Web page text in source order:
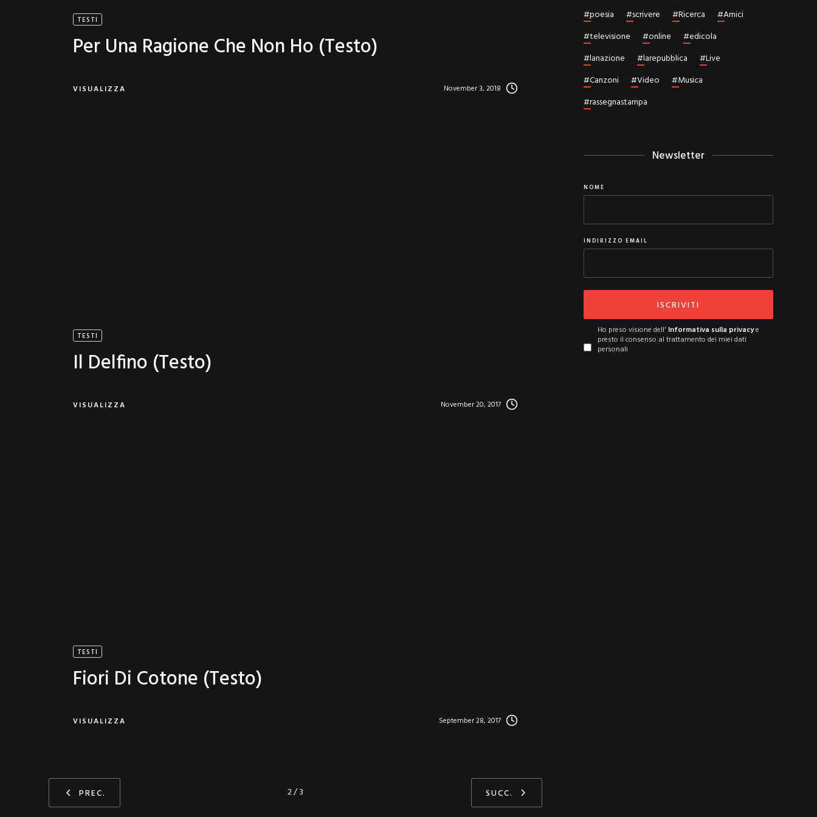
TESTI
Per Una Ragione Che Non Ho (testo)
VISUALIZZA November 3, 2018
TESTI
Il Delfino (testo)
VISUALIZZA November 20, 2017
TESTI
Fiori Di Cotone (testo)
VISUALIZZA September 28, 2017
PREC. 2 / 3 SUCC.
#poesia #scrivere #Ricerca #Amici
#televisione #online #edicola
#lanazione #larepubblica #Live
#Canzoni #Video #Musica
#rassegnastampa
Newsletter
NOME
INDIRIZZO EMAIL
Ho preso visione dell' Informativa sulla privacye
presto il consenso al trattamento dei miei dati
personali